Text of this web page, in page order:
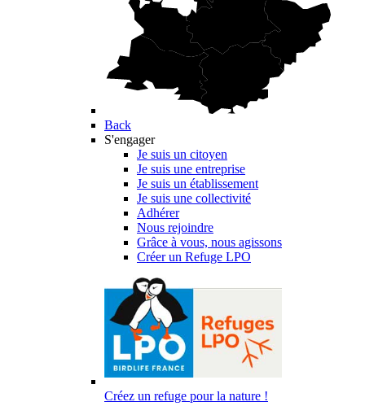
Back
S'engager
Je suis un citoyen
Je suis une entreprise
Je suis un établissement
Je suis une collectivité
Adhérer
Nous rejoindre
Grâce à vous, nous agissons
Créer un Refuge LPO
Créez un refuge pour la nature !